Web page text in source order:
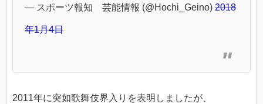
— スポーツ報知 芸能情報 (@Hochi_Geino) 2018
年1月4日
2011年に突如歌舞伎界入りを表明しましたが、